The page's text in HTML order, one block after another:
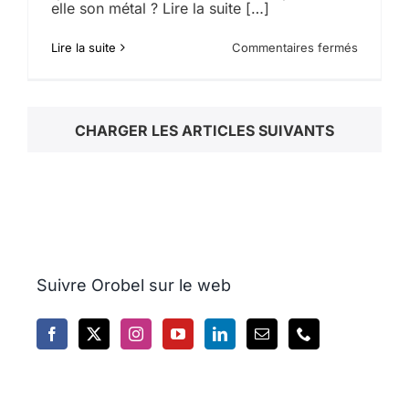
elle son métal ? Lire la suite […]
Lire la suite Commentaires fermés
CHARGER LES ARTICLES SUIVANTS
Suivre Orobel sur le web